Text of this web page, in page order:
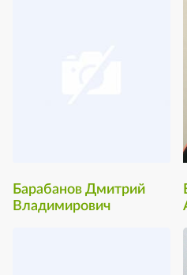
Барабанов Дмитрий
Владимирович